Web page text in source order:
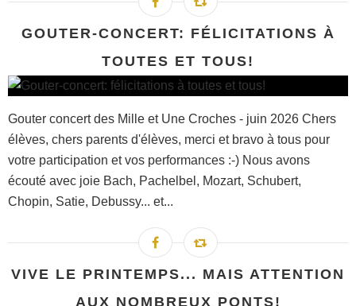
GOUTER-CONCERT: FÉLICITATIONS À
TOUTES ET TOUS!
Gouter concert des Mille et Une Croches - juin 2026 Chers
élèves, chers parents d'élèves, merci et bravo à tous pour
votre participation et vos performances :-) Nous avons
écouté avec joie Bach, Pachelbel, Mozart, Schubert,
Chopin, Satie, Debussy... et...
VIVE LE PRINTEMPS... MAIS ATTENTION
AUX NOMBREUX PONTS!